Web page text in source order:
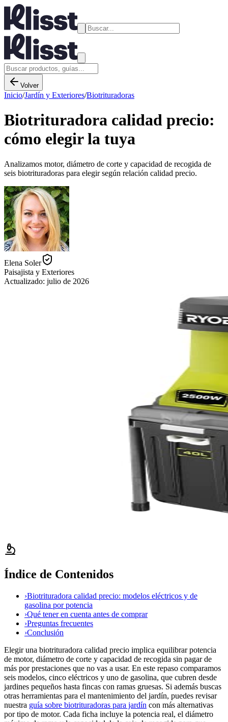
Volver
Inicio/Jardín y Exteriores/Biotrituradoras
Biotrituradora calidad precio:
cómo elegir la tuya
Analizamos motor, diámetro de corte y capacidad de recogida de
seis biotrituradoras para elegir según relación calidad precio.
Elena Soler
Paisajista y Exteriores
Actualizado: julio de 2026
Índice de Contenidos
›Biotrituradora calidad precio: modelos eléctricos y de
gasolina por potencia
›Qué tener en cuenta antes de comprar
›Preguntas frecuentes
›Conclusión
Elegir una biotrituradora calidad precio implica equilibrar potencia
de motor, diámetro de corte y capacidad de recogida sin pagar de
más por prestaciones que no vas a usar. En este repaso comparamos
seis modelos, cinco eléctricos y uno de gasolina, que cubren desde
jardines pequeños hasta fincas con ramas gruesas. Si además buscas
otras herramientas para el mantenimiento del jardín, puedes revisar
nuestra guía sobre biotrituradoras para jardín con más alternativas
por tipo de motor. Cada ficha incluye la potencia real, el diámetro